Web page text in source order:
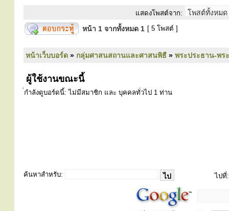
แสดงโพสต์จาก:
หน้า 1 จากทั้งหมด 1 [ 5 โพสต์ ]
หน้าเว็บบอร์ด » กลุ่มศาสนสถานและศาสนพิธี » พระประธาน-พร
ผู้ใช้งานขณะนี้
่กำลังดูบอร์ดนี้: ไม่มีสมาชิก และ บุคคลทั่วไป 1 ท่าน
ค้นหาสำหรับ: ไปที่: